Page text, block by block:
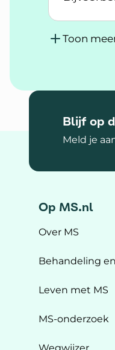
Lees
Toon
Blijf op
Meld je
Op MS.nl
Over MS
Behandeling
Leven met MS
MS-onderzoek